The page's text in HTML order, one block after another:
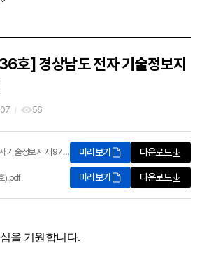
호] 경상남도 전자 기술정보지
56
20260407시행) 경상남도 전자 기술정보지 제97호 발간 안내.pdf 미리보기 다운로드
).pdf 미리보기 다운로드
을 기원합니다.